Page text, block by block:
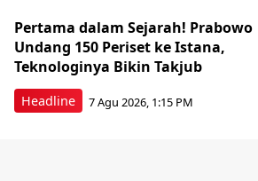
Headline
Pertama dalam Sejarah! Prabowo
Undang 150 Periset ke Istana,
Teknologinya Bikin Takjub
7 Agu 2026, 1:15 PM